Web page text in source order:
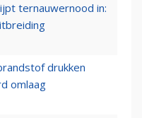
ternauwernood in:
drukken
omlaag